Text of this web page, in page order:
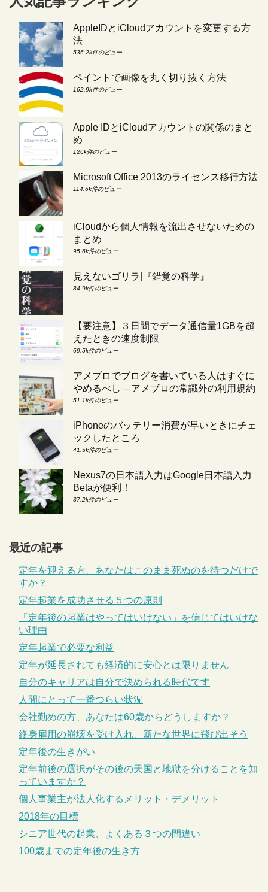
AppleIDとiCloudアカウントを変更する方
法
536.2k件のビュー
ペイントで画像を丸く切り抜く方法
162.9k件のビュー
Apple IDとiCloudアカウントの関係のまと
め
126k件のビュー
Microsoft Office 2013のライセンス移行方法
114.6k件のビュー
iCloudから個人情報を流出させないための
まとめ
95.6k件のビュー
見えないゴリラ|『錯覚の科学』
84.9k件のビュー
【要注意】３日間でデータ通信量1GBを超
えたときの速度制限
69.5k件のビュー
アメブロでブログを書いている人はすぐに
やめるべし – アメブロの常識外の利用規約
51.1k件のビュー
iPhoneのバッテリー消費が早いときにチェ
ックしたところ
41.5k件のビュー
Nexus7の日本語入力はGoogle日本語入力
Betaが便利！
37.2k件のビュー
最近の記事
定年を迎える方、あなたはこのまま死ぬのを待つだけで
すか？
定年起業を成功させる５つの原則
「定年後の起業はやってはいけない」を信じてはいけな
い理由
定年起業で必要な利益
定年が延長されても経済的に安心とは限りません
自分のキャリアは自分で決められる時代です
人間にとって一番つらい状況
会社勤めの方、あなたは60歳からどうしますか？
終身雇用の崩壊を受け入れ、新たな世界に飛び出そう
定年後の生きがい
定年前後の選択がその後の天国と地獄を分けることを知
っていますか？
個人事業主が法人化するメリット・デメリット
2018年の目標
シニア世代の起業、よくある３つの間違い
100歳までの定年後の生き方